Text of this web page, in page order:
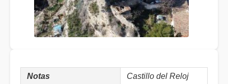
Notas Castillo del Reloj